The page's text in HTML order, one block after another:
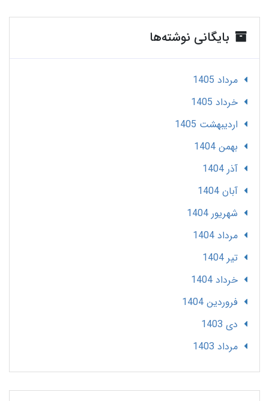
بایگانی نوشته‌ها
مرداد 1405
خرداد 1405
ارديبهشت 1405
بهمن 1404
آذر 1404
آبان 1404
شهریور 1404
مرداد 1404
تير 1404
خرداد 1404
فروردین 1404
دی 1403
مرداد 1403